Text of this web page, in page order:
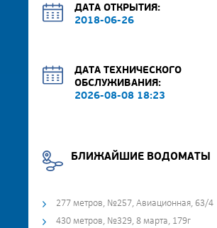
ДАТА ОТКРЫТИЯ:
2018-06-26
ДАТА ТЕХНИЧЕСКОГО
ОБСЛУЖИВАНИЯ:
2026-08-08 18:23
БЛИЖАЙШИЕ ВОДОМАТЫ
277 метров, №257, Авиационная, 63/4
430 метров, №329, 8 марта, 179г